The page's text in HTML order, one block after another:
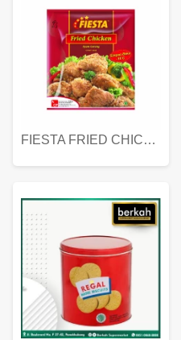
FIESTA FRIED CHICKEN 500 GR